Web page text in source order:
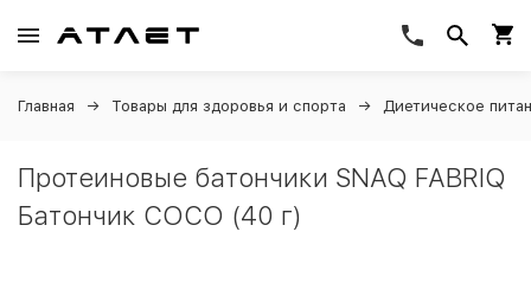
Главная Товары для здоровья и спорта Диетическое
Протеиновые батончики SNAQ FABRIQ
Батончик COCO (40 г)